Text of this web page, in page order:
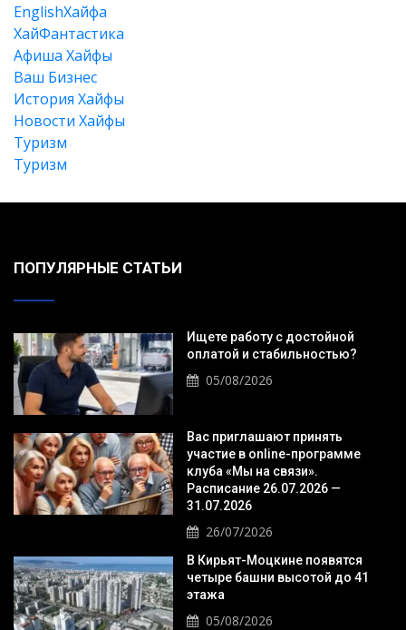
EnglishХайфа
XайФантастика
Афиша Хайфы
Ваш Бизнес
История Хайфы
Новости Хайфы
Туризм
Туризм
ПОПУЛЯРНЫЕ СТАТЬИ
Ищете работу с достойной
оплатой и стабильностью?
05/08/2026
Вас приглашают принять
участие в online-программе
клуба «Мы на связи».
Расписание 26.07.2026 —
31.07.2026
26/07/2026
В Кирьят-Моцкине появятся
четыре башни высотой до 41
этажа
05/08/2026